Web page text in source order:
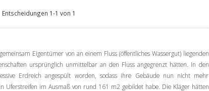
Entscheidungen 1-1 von 1
Eigentümer von an einem Fluss (öffentliches Wassergut) liegenden
ursprünglich unmittelbar an den Fluss angegrenzt hätten. In den
Erdreich angespült worden, sodass ihre Gebäude nun nicht mehr
Uferstreifen im Ausmaß von rund 161 m2 gebildet habe. Die Kläger hätten